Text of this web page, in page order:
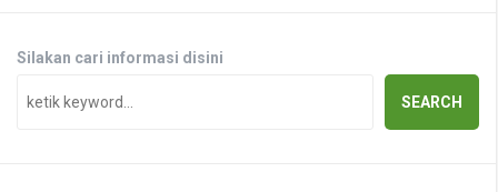
Silakan cari informasi disini
SEARCH